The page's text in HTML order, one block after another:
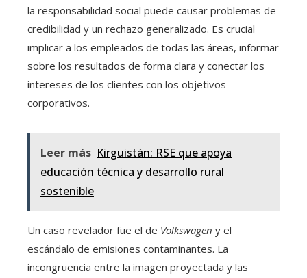
la responsabilidad social puede causar problemas de
credibilidad y un rechazo generalizado. Es crucial
implicar a los empleados de todas las áreas, informar
sobre los resultados de forma clara y conectar los
intereses de los clientes con los objetivos
corporativos.
Leer más Kirguistán: RSE que apoya
educación técnica y desarrollo rural
sostenible
Un caso revelador fue el de Volkswagen y el
escándalo de emisiones contaminantes. La
incongruencia entre la imagen proyectada y las